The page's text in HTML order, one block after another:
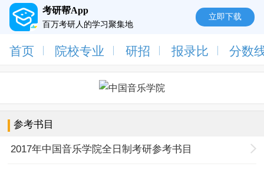
考研帮App
百万考研人的学习聚集地
立即下载
首页 院校专业 研招 报录比 分数
参考书目
2017年中国音乐学院全日制考研参考书目